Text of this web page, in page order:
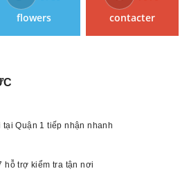
flowers
contacter
Quận 1 tiếp nhận nhanh
hỗ trợ kiểm tra tận nơi